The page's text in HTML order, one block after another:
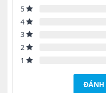
5
4
3
2
1
ĐÁNH